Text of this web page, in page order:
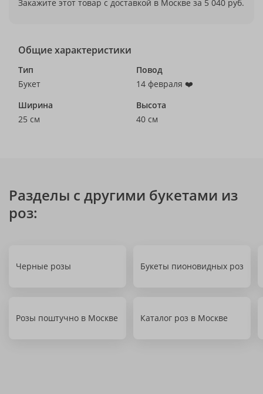
Закажите этот товар с доставкой в Москве за 5 040 руб.
Общие характеристики
Тип
Букет
Повод
14 февраля ❤️
Ширина
25 см
Высота
40 см
Разделы с другими букетами из
роз:
Черные розы Букеты пионовидных роз
Розы поштучно в Москве Каталог роз в Москве